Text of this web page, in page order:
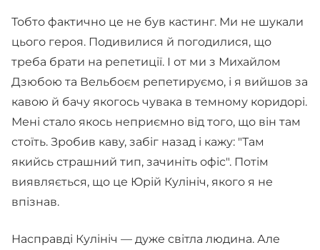
Тобто фактично це не був кастинг. Ми не шукали
цього героя. Подивилися й погодилися, що
треба брати на репетиції. І от ми з Михайлом
Дзюбою та Вельбоєм репетируємо, і я вийшов за
кавою й бачу якогось чувака в темному коридорі.
Мені стало якось неприємно від того, що він там
стоїть. Зробив каву, забіг назад і кажу: "Там
якийсь страшний тип, зачиніть офіс". Потім
виявляється, що це Юрій Кулініч, якого я не
впізнав.
Насправді Кулініч — дуже світла людина. Але